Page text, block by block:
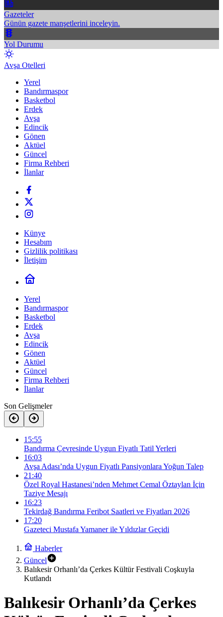
Gazeteler
Günün gazete manşetlerini inceleyin.
Yol Durumu
Avşa Otelleri
Yerel
Bandırmaspor
Basketbol
Erdek
Avşa
Edincik
Gönen
Aktüel
Güncel
Firma Rehberi
İlanlar
Künye
Hesabım
Gizlilik politikası
İletişim
Yerel
Bandırmaspor
Basketbol
Erdek
Avşa
Edincik
Gönen
Aktüel
Güncel
Firma Rehberi
İlanlar
Son Gelişmeler
15:55
Bandırma Çevresinde Uygun Fiyatlı Tatil Yerleri
16:03
Avşa Adası’nda Uygun Fiyatlı Pansiyonlara Yoğun Talep
21:40
Özel Royal Hastanesi’nden Mehmet Cemal Öztaylan İçin
Taziye Mesajı
16:23
Tekirdağ Bandırma Feribot Saatleri ve Fiyatları 2026
17:20
Gazeteci Mustafa Yamaner ile Yıldızlar Geçidi
Haberler
Güncel
Balıkesir Orhanlı’da Çerkes Kültür Festivali Coşkuyla
Kutlandı
Balıkesir Orhanlı’da Çerkes